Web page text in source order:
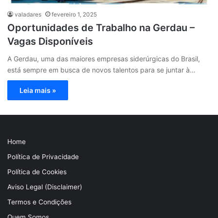
valadares fevereiro 1, 2025
Oportunidades de Trabalho na Gerdau –
Vagas Disponíveis
A Gerdau, uma das maiores empresas siderúrgicas do Brasil,
está sempre em busca de novos talentos para se juntar à…
Leia mais »
Home
Política de Privacidade
Política de Cookies
Aviso Legal (Disclaimer)
Termos e Condições